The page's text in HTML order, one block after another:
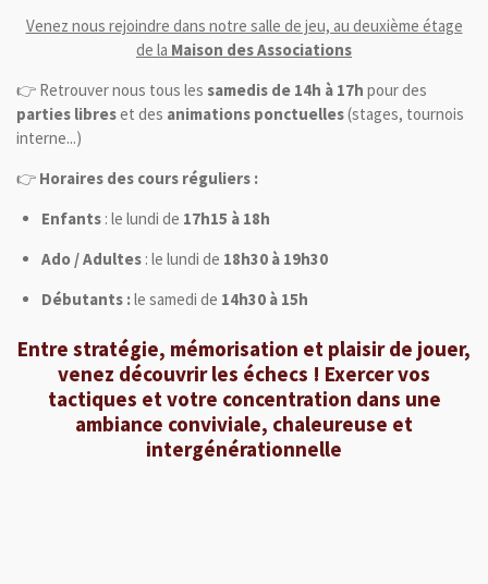
Venez nous rejoindre dans notre salle de jeu, au deuxième étage
de la Maison des Associations
👉 Retrouver nous tous les samedis de 14h à 17h pour des
parties libreset des animations ponctuelles(stages, tournois
interne...)
👉 Horaires des cours réguliers :
Enfants: le lundi de 17h15 à 18h
Ado / Adultes: le lundi de 18h30 à 19h30
Débutants :le samedi de 14h30 à 15h
Entre stratégie, mémorisation et plaisir de jouer,
venez découvrir les échecs ! Exercer vos
tactiques et votre concentration dans une
ambiance conviviale, chaleureuse et
intergénérationnelle